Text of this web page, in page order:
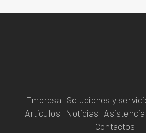
Empresa | Soluciones y
Artículos | Noticias | Asistencia
Contactos